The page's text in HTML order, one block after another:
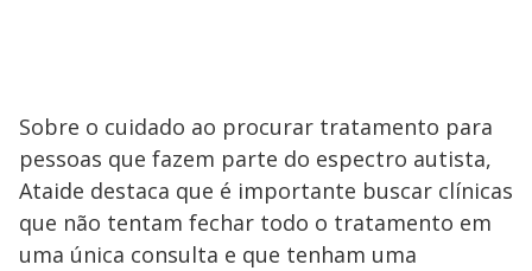
Sobre o cuidado ao procurar tratamento para
pessoas que fazem parte do espectro autista,
Ataide destaca que é importante buscar clínicas
que não tentam fechar todo o tratamento em
uma única consulta e que tenham uma